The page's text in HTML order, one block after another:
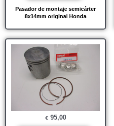
Pasador de montaje semicárter
8x14mm original Honda
€ 95,00